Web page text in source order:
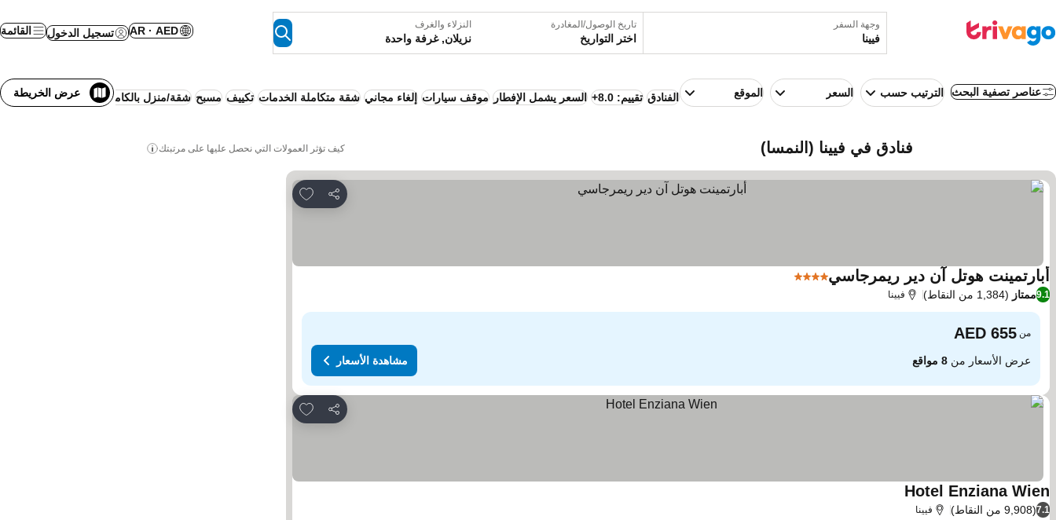
وجهة السفر تاريخ الوصول/المغادرة
اختر التواريخ
النزلاء والغرف
نزيلان, غرفة واحدة
AR · AED تسجيل الدخول القائمة
عناصر تصفية البحث الترتيب حسب السعر الموقع الفنادق تقييم: 8.0+ السعر يشمل الإفطار موقف سيارات إلغاء مجاني شقة متكاملة الخدمات تكييف مسبح شقة/منزل بالكامل نصف إقامة واي فاي
عرض الخريطة
فنادق في فيينا (النمسا) كيف تؤثر العمولات التي نحصل عليها على مرتبتك
مشاركة
Add to favorites
أبارتمينت هوتل آن دير ريمرجاسي4 عدد النجوم
9.1ممتاز (1,384 من النقاط) فيينا
من
عرض الأسعار من 8 مواقع مشاهدة الأسعار
مشاركة
Add to favorites
Hotel Enziana Wien
7.1(9,908 من النقاط) فيينا